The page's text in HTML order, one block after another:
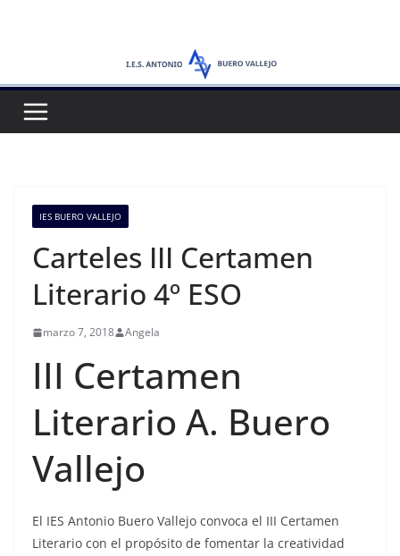
IES BUERO VALLEJO
Carteles III Certamen
Literario 4º ESO
marzo 7, 2018 Angela
III Certamen
Literario A. Buero
Vallejo
El IES Antonio Buero Vallejo convoca el III Certamen
Literario con el propósito de fomentar la creatividad